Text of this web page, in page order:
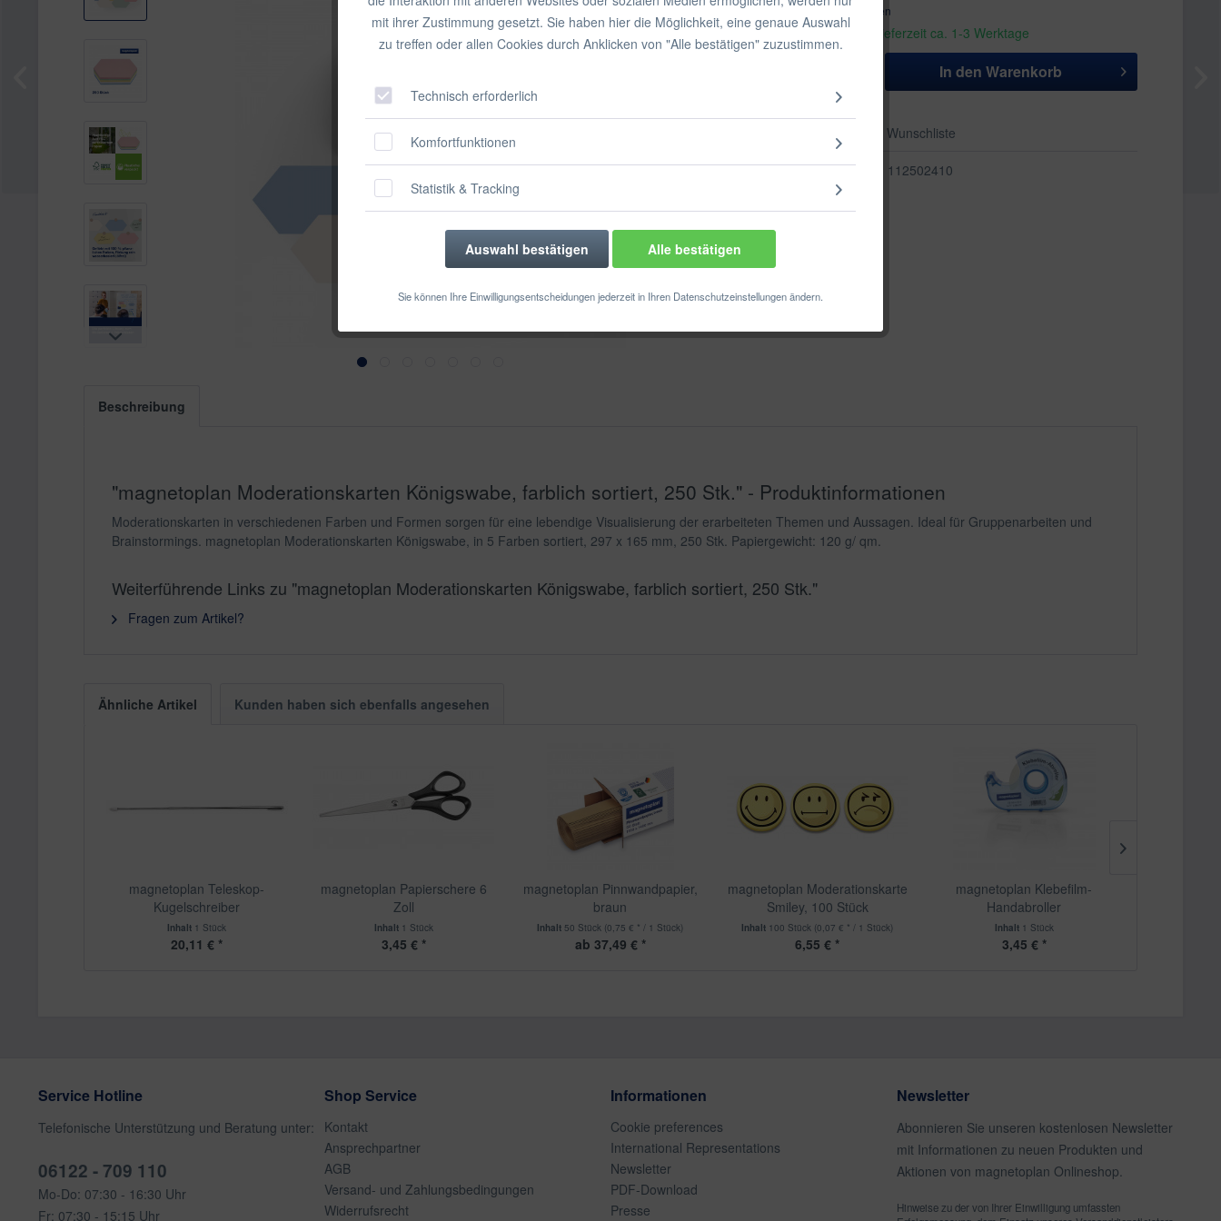
mit ihrer Zustimmung gesetzt. Sie haben hier die Möglichkeit, eine genaue Auswahl
zu treffen oder allen Cookies durch Anklicken von "Alle bestätigen" zuzustimmen.
Technisch erforderlich
Komfortfunktionen
Statistik & Tracking
Auswahl bestätigen Alle bestätigen
Sie können Ihre Einwilligungsentscheidungen jederzeit in Ihren Datenschutzeinstellungen ändern.
inkl. MwSt.zzgl. Versandkosten
Sofort versandfertig, Lieferzeit ca. 1-3 Werktage
In den Warenkorb
Auf die Wunschliste
Artikel-Nr.: 112502410
Beschreibung
"magnetoplan Moderationskarten Königswabe, farblich sortiert, 250 Stk." - Produktinformationen
Moderationskarten in verschiedenen Farben und Formen sorgen für eine lebendige Visualisierung der erarbeiteten Themen und Aussagen. Ideal für Gruppenarbeiten und
Brainstormings. magnetoplan Moderationskarten Königswabe, in 5 Farben sortiert, 297 x 165 mm, 250 Stk. Papiergewicht: 120 g/ qm.
Weiterführende Links zu "magnetoplan Moderationskarten Königswabe, farblich sortiert, 250 Stk."
Fragen zum Artikel?
Ähnliche Artikel Kunden haben sich ebenfalls angesehen
magnetoplan Teleskop-
Kugelschreiber
Inhalt 1 Stück
20,11 € *
magnetoplan Papierschere 6
Zoll
Inhalt 1 Stück
3,45 € *
magnetoplan Pinnwandpapier,
braun
Inhalt 50 Stück (0,75 € * / 1 Stück)
ab 37,49 € *
magnetoplan Moderationskarte
Smiley, 100 Stück
Inhalt 100 Stück (0,07 € * / 1 Stück)
6,55 € *
magnetoplan Klebefilm-
Handabroller
Inhalt 1 Stück
3,45 € *
Service Hotline
Telefonische Unterstützung und Beratung unter:
06122 - 709 110
Mo-Do: 07:30 - 16:30 Uhr
Fr: 07:30 - 15:15 Uhr
Shop Service
Kontakt
Ansprechpartner
AGB
Versand- und Zahlungsbedingungen
Widerrufsrecht
Informationen
Cookie preferences
International Representations
Newsletter
PDF-Download
Presse
Newsletter
Abonnieren Sie unseren kostenlosen Newsletter
mit Informationen zu neuen Produkten und
Aktionen von magnetoplan Onlineshop.
Hinweise zu der von Ihrer Einwilligung umfassten